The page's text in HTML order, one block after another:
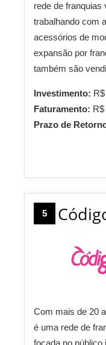
rede de franquias
trabalhando com
acessórios de
expansão por
também são
Investimento:
Faturamento:
Prazo de
5
Com mais de 20
é uma rede de
focada no